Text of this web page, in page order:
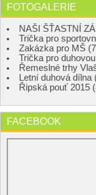
FOTOGALERIE
NAŠI ŠŤASTNÍ
Trička pro
Zakázka pro MŠ
Trička pro
Řemeslné trhy
Letní duhová dílna
Řipská pouť 2015
FACEBOOK